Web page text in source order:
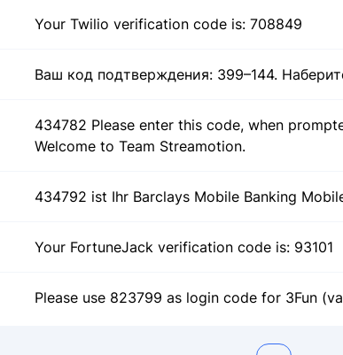
Your Twilio verification code is: 708849
Ваш код подтверждения: 399–144.
434782 Please enter this code, when
Welcome to Team Streamotion.
434792 ist Ihr Barclays Mobile Banking
Your FortuneJack verification code is: 93101
Please use 823799 as login code for 3Fun